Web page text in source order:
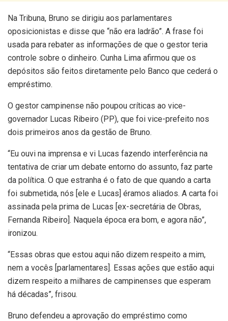
Na Tribuna, Bruno se dirigiu aos parlamentares
oposicionistas e disse que “não era ladrão”. A frase foi
usada para rebater as informações de que o gestor teria
controle sobre o dinheiro. Cunha Lima afirmou que os
depósitos são feitos diretamente pelo Banco que cederá o
empréstimo.
O gestor campinense não poupou críticas ao vice-
governador Lucas Ribeiro (PP), que foi vice-prefeito nos
dois primeiros anos da gestão de Bruno.
“Eu ouvi na imprensa e vi Lucas fazendo interferência na
tentativa de criar um debate entorno do assunto, faz parte
da política. O que estranha é o fato de que quando a carta
foi submetida, nós [ele e Lucas] éramos aliados. A carta foi
assinada pela prima de Lucas [ex-secretária de Obras,
Fernanda Ribeiro]. Naquela época era bom, e agora não”,
ironizou.
“Essas obras que estou aqui não dizem respeito a mim,
nem a vocês [parlamentares]. Essas ações que estão aqui
dizem respeito a milhares de campinenses que esperam
há décadas”, frisou.
Bruno defendeu a aprovação do empréstimo como